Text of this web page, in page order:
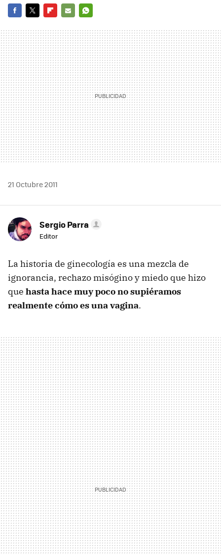
MAIL
21 Octubre 2011
Sergio Parra
Editor
La historia de ginecología es una mezcla de
ignorancia, rechazo misógino y miedo que hizo
que hasta hace muy poco no supiéramos
realmente cómo es una vagina.